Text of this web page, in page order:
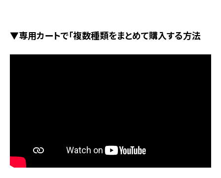
▼専用カートで「複数種類をまとめて購入する方法